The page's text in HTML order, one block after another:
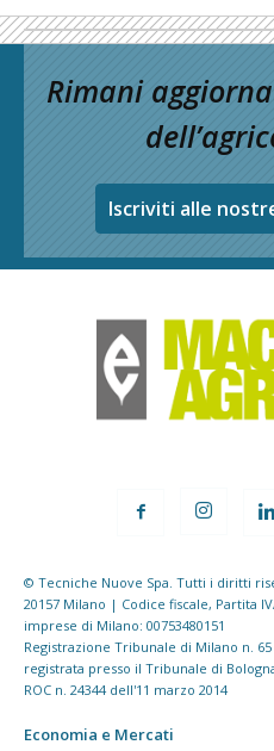
Rimani
Iscriviti alle
© Tecniche Nuove Spa. Tutti i diritti
20157 Milano | Codice fiscale, Partita
imprese di Milano: 00753480151
Registrazione Tribunale di Milano n.
registrata presso il Tribunale di
ROC n. 24344 dell'11 marzo 2014
Economia e Mercati